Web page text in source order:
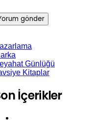
Günlüğü
Kitaplar
İçerikler